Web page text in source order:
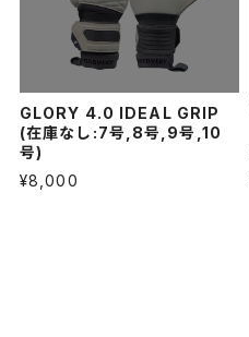
GLORY 4.0 IDEAL GRIP
(在庫なし:7号,8号,9号,10
号)
¥8,000